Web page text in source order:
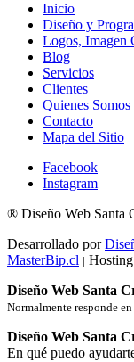
Inicio
Diseño y
Logos, Imagen
Blog
Servicios
Clientes
Quienes Somos
Contacto
Mapa del Sitio
Facebook
Instagram
® Diseño Web Santa
Desarrollado por
MasterBip.cl |
Diseño Web Santa
Normalmente responde
Diseño Web Santa
En qué puedo